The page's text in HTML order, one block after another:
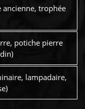
ancienne, trophée
potiche pierre
lampadaire,